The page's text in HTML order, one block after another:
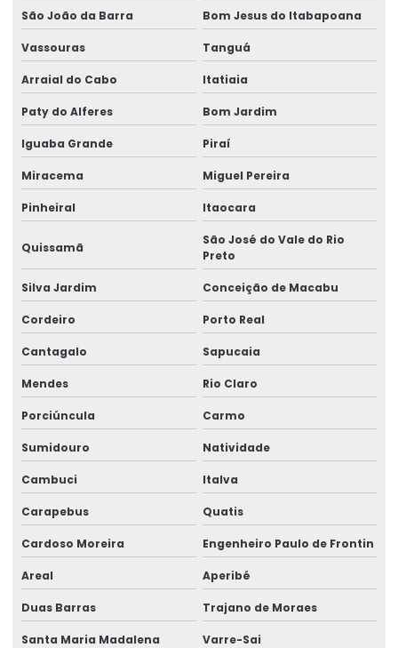
Laudo de ponte rolante
Limitador de carga para ponte rolante
Manutenção Corretiva De Pontes Rolantes
Manutenção corretiva de ponte rolante em am
Manutenção corretiva em pontes rolantes
Manutenção corretiva em talhas
Manutenção De Pontes Rolantes
Manutenção ponte rolante
Manutenção ponte rolante rio de janeiro
Manutenção ponte rolante swf
Manutenção preventiva de ponte rolante em am
Manutenção preventiva ponte rolante araquari
Manutenção preventiva ponte rolante caxias do sul
Manutenção preventiva ponte rolante curitiba
Manutenção preventiva ponte rolante itajaí
Manutenção preventiva ponte rolante jaraguá do sul
São João da Barra Bom Jesus do Itabapoana
Vassouras Tanguá
Arraial do Cabo Itatiaia
Paty do Alferes Bom Jardim
Iguaba Grande Piraí
Miracema Miguel Pereira
Pinheiral Itaocara
Quissamã
São José do Vale do Rio
Preto
Silva Jardim Conceição de Macabu
Cordeiro Porto Real
Cantagalo Sapucaia
Mendes Rio Claro
Porciúncula Carmo
Sumidouro Natividade
Cambuci Italva
Carapebus Quatis
Cardoso Moreira Engenheiro Paulo de Frontin
Areal Aperibé
Duas Barras Trajano de Moraes
Santa Maria Madalena Varre-Sai